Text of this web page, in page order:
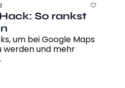
So rankst
um bei Google Maps
werden und mehr